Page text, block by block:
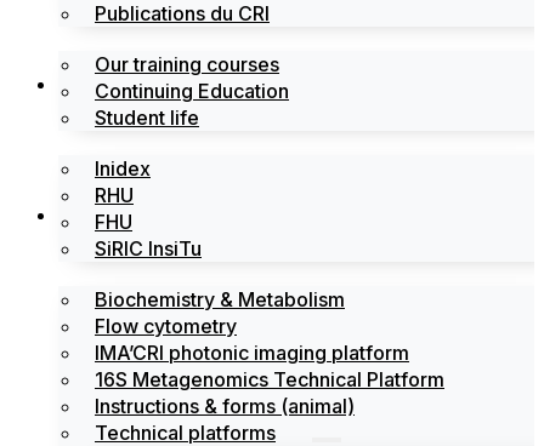
Publications du CRI
Our training courses
Continuing Education
Student life
Labels
Inidex
RHU
FHU
SiRIC InsiTu
Platforms
Biochemistry & Metabolism
Flow cytometry
IMA’CRI photonic imaging platform
16S Metagenomics Technical Platform
Instructions & forms (animal)
Technical platforms